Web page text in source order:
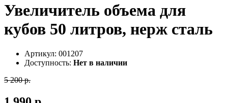
Увеличитель объема для
кубов 50 литров, нерж сталь
Артикул: 001207
Доступность: Нет в наличии
5 200 р.